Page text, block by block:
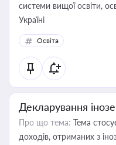
системи вищої освіти,
Україні
Освіта
Декларування
Про що тема: Тема
доходів, отриманих з